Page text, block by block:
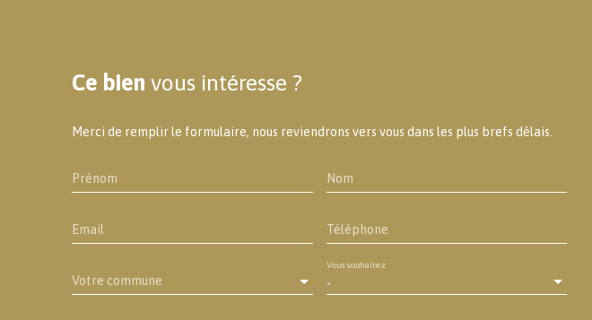
Ce bien vous intéresse ?
Merci de remplir le formulaire, nous reviendrons vers vous dans les plus brefs délais.
Prénom Nom
Email Téléphone
Votre commune -
Vous souhaitez